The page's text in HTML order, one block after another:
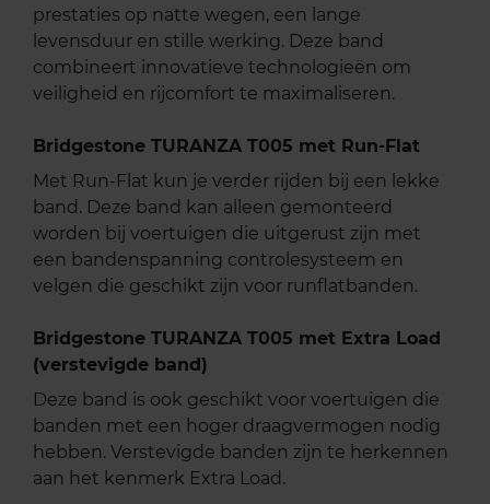
prestaties op natte wegen, een lange
levensduur en stille werking. Deze band
combineert innovatieve technologieën om
veiligheid en rijcomfort te maximaliseren.
Bridgestone TURANZA T005 met Run-Flat
Met Run-Flat kun je verder rijden bij een lekke
band. Deze band kan alleen gemonteerd
worden bij voertuigen die uitgerust zijn met
een bandenspanning controlesysteem en
velgen die geschikt zijn voor runflatbanden.
Bridgestone TURANZA T005 met Extra Load
(verstevigde band)
Deze band is ook geschikt voor voertuigen die
banden met een hoger draagvermogen nodig
hebben. Verstevigde banden zijn te herkennen
aan het kenmerk Extra Load.